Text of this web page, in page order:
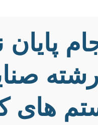
پایان
رشته
های